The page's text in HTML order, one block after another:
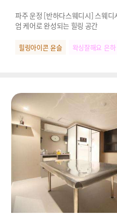
파주 운정 [반하다스웨디시] 스웨디
엄 케어로 완성되는 힐링 공간
힐링아이콘 윤슬 왁싱잘해요 은하